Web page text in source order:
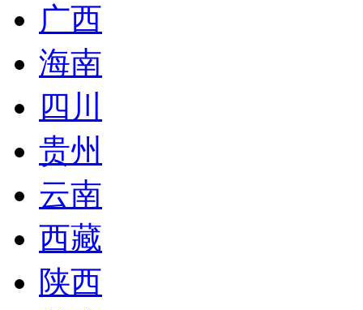
广西
海南
四川
贵州
云南
西藏
陕西